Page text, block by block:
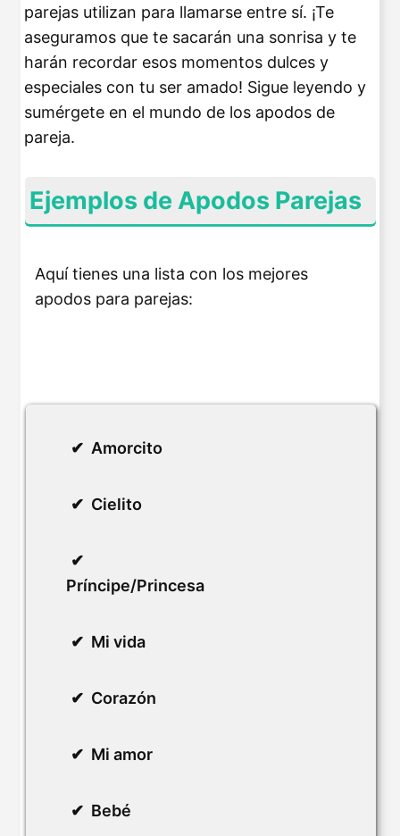
parejas utilizan para llamarse entre sí. ¡Te
aseguramos que te sacarán una sonrisa y te
harán recordar esos momentos dulces y
especiales con tu ser amado! Sigue leyendo y
sumérgete en el mundo de los apodos de
pareja.
Ejemplos de Apodos Parejas
Aquí tienes una lista con los mejores
apodos para parejas:
Amorcito
Cielito
Príncipe/Princesa
Mi vida
Corazón
Mi amor
Bebé